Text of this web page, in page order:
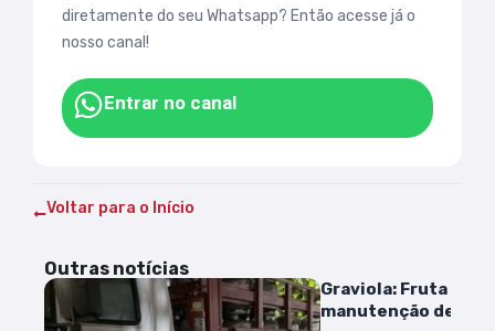
diretamente do seu Whatsapp? Então acesse já o
nosso canal!
Entrar no canal
Voltar para o Início
Outras notícias
Graviola: Fruta é
manutenção de